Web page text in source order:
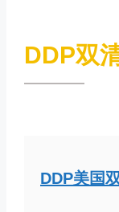
DDP双
DDP美国